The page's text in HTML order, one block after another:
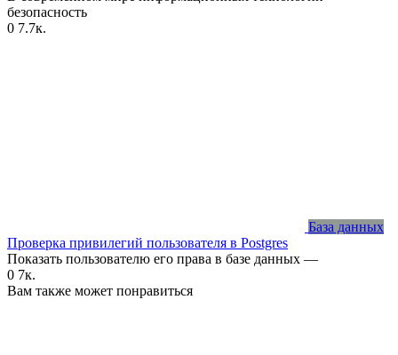
безопасность
0 7.7к.
База данных
Проверка привилегий пользователя в Postgres
Показать пользователю его права в базе данных —
0 7к.
Вам также может понравиться